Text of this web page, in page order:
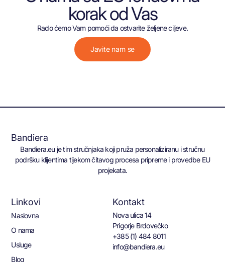
korak od Vas
Rado ćemo Vam pomoći da ostvarite željene ciljeve.
Javite nam se
Bandiera
Bandiera.eu je tim stručnjaka koji pruža personaliziranu i stručnu
podršku klijentima tijekom čitavog procesa pripreme i provedbe EU
projekata.
Linkovi
Naslovna
O nama
Usluge
Blog
Kontakt
Nova ulica 14
Prigorje Brdovečko
+385 (1) 484 8011
info@bandiera.eu